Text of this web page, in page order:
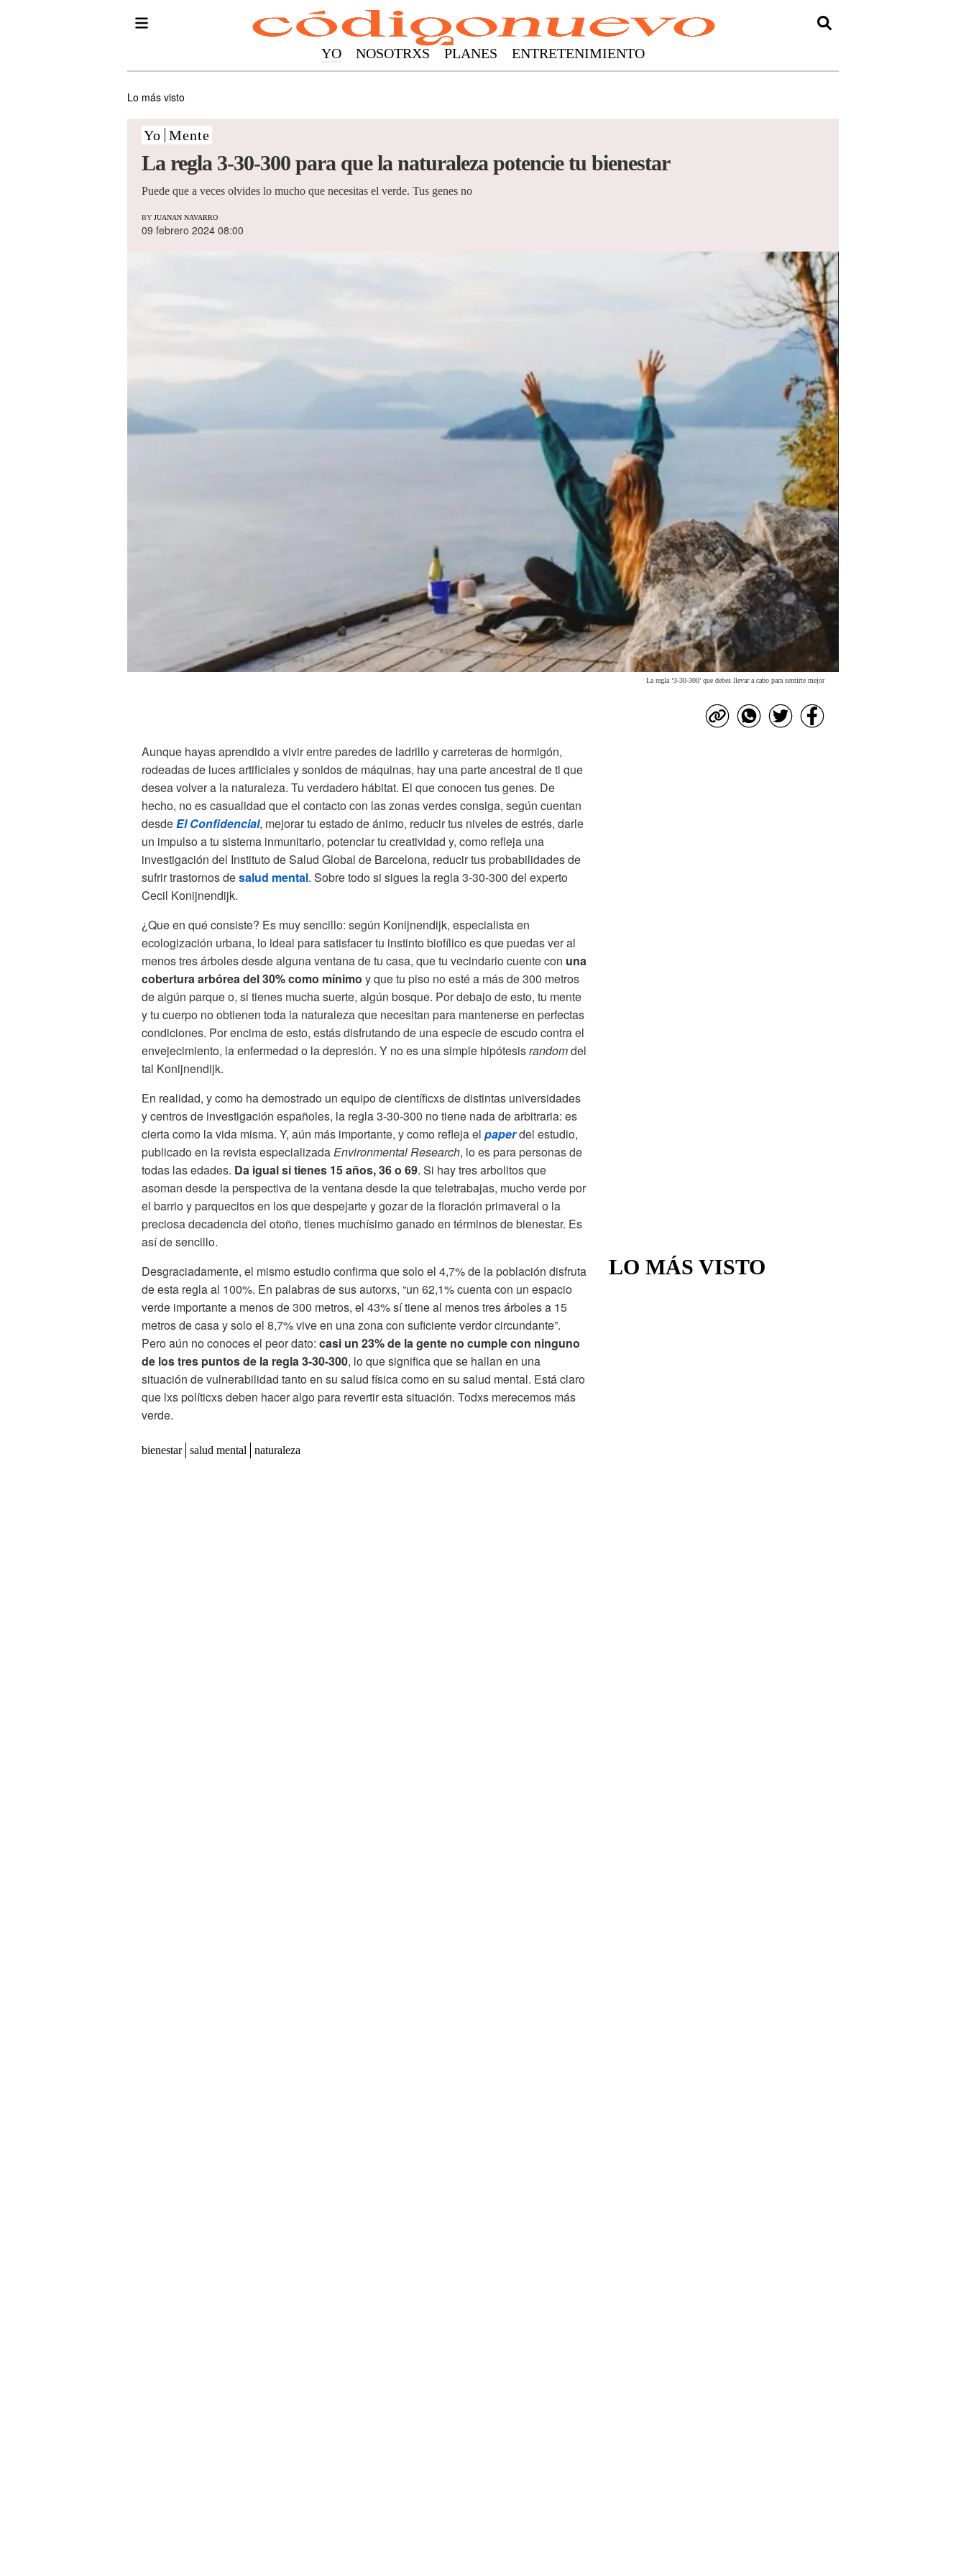
YO NOSOTRXS PLANES ENTRETENIMIENTO
Lo más visto
Yo Mente
La regla 3-30-300 para que la naturaleza potencie tu bienestar
Puede que a veces olvides lo mucho que necesitas el verde. Tus genes no
BY JUANAN NAVARRO
09 febrero 2024 08:00
La regla ‘3-30-300’ que debes llevar a cabo para sentirte mejor
Aunque hayas aprendido a vivir entre paredes de ladrillo y carreteras de hormigón,
rodeadas de luces artificiales y sonidos de máquinas, hay una parte ancestral de ti que
desea volver a la naturaleza. Tu verdadero hábitat. El que conocen tus genes. De
hecho, no es casualidad que el contacto con las zonas verdes consiga, según cuentan
desdeEl Confidencial, mejorar tu estado de ánimo, reducir tus niveles de estrés, darle
un impulso a tu sistema inmunitario, potenciar tu creatividad y, como refleja una
investigación del Instituto de Salud Global de Barcelona, reducir tus probabilidades de
sufrir trastornos desalud mental. Sobre todo si sigues la regla 3-30-300 del experto
Cecil Konijnendijk.
¿Que en qué consiste? Es muy sencillo: según Konijnendijk, especialista en
ecologización urbana, lo ideal para satisfacer tu instinto biofílico es que puedas ver al
menos tres árboles desde alguna ventana de tu casa, que tu vecindario cuente con una
cobertura arbórea del 30% como mínimo y que tu piso no esté a más de 300 metros
de algún parque o, si tienes mucha suerte, algún bosque. Por debajo de esto, tu mente
y tu cuerpo no obtienen toda la naturaleza que necesitan para mantenerse en perfectas
condiciones. Por encima de esto, estás disfrutando de una especie de escudo contra el
envejecimiento, la enfermedad o la depresión. Y no es una simple hipótesisrandomdel
tal Konijnendijk.
En realidad, y como ha demostrado un equipo de científicxs de distintas universidades
y centros de investigación españoles, la regla 3-30-300 no tiene nada de arbitraria: es
cierta como la vida misma. Y, aún más importante, y como refleja el paperdel estudio,
publicado en la revista especializadaEnvironmental Research, lo es para personas de
todas las edades. Da igual si tienes 15 años, 36 o 69. Si hay tres arbolitos que
asoman desde la perspectiva de la ventana desde la que teletrabajas, mucho verde por
el barrio y parquecitos en los que despejarte y gozar de la floración primaveral o la
preciosa decadencia del otoño, tienes muchísimo ganado en términos de bienestar. Es
así de sencillo.
Desgraciadamente, el mismo estudio confirma que solo el 4,7% de la población disfruta
de esta regla al 100%. En palabras de sus autorxs, “un 62,1% cuenta con un espacio
verde importante a menos de 300 metros, el 43% sí tiene al menos tres árboles a 15
metros de casa y solo el 8,7% vive en una zona con suficiente verdor circundante”.
Pero aún no conoces el peor dato: casi un 23% de la gente no cumple con ninguno
de los tres puntos de la regla 3-30-300, lo que significa que se hallan en una
situación de vulnerabilidad tanto en su salud física como en su salud mental. Está claro
que lxs políticxs deben hacer algo para revertir esta situación. Todxs merecemos más
verde.
bienestar salud mental naturaleza
LO MÁS VISTO